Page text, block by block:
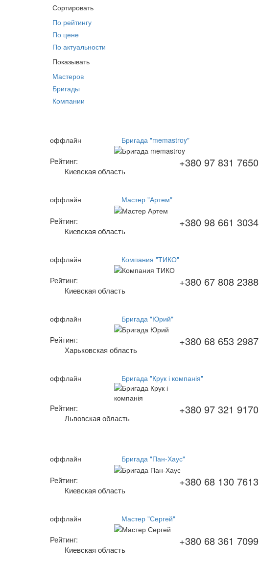
Сортировать
По рейтингу
По цене
По актуальности
Показывать
Мастеров
Бригады
Компании
оффлайн Бригада "memastroy"
Рейтинг:
Киевская область
+380 97 831 7650
оффлайн Мастер "Артем"
Рейтинг:
Киевская область
+380 98 661 3034
оффлайн Компания "ТИКО"
Рейтинг:
Киевская область
+380 67 808 2388
оффлайн Бригада "Юрий"
Рейтинг:
Харьковская область
+380 68 653 2987
оффлайн Бригада "Крук і компанія"
Рейтинг:
Львовская область
+380 97 321 9170
оффлайн Бригада "Пан-Хаус"
Рейтинг:
Киевская область
+380 68 130 7613
оффлайн Мастер "Сергей"
Рейтинг:
Киевская область
+380 68 361 7099